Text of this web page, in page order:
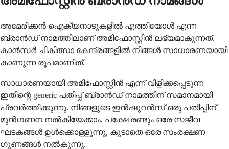
അമേരിക്കൻ ഐക്യനാടുകളിൽ എത്തിയോൾ എന്ന
ബ്രാൻഡ് നാമത്തിലാണ് അമിഫോസ്റ്റിൻ ലഭ്യമാകുന്നത്.
കാൻസർ ചികിത്സാ കേന്ദ്രങ്ങളിൽ നിങ്ങൾ സാധാരണയായി
കാണുന്ന രൂപമാണിത്.
സാധാരണയായി അമിഫോസ്റ്റിൻ എന്ന് വിളിക്കപ്പെടുന്ന
ഇതിന്റെ generic പതിപ്പ് ബ്രാൻഡ് നാമത്തിന് സമാനമായി
പ്രവർത്തിക്കുന്നു. നിങ്ങളുടെ ഇൻഷുറൻസ് ഒരു പതിപ്പിന്
മുൻഗണന നൽകിയേക്കാം, പക്ഷേ രണ്ടും ഒരേ സജീവ
ഘടകങ്ങൾ ഉൾക്കൊള്ളുന്നു, കൂടാതെ ഒരേ സംരക്ഷണ
ഗുണങ്ങൾ നൽകുന്നു.